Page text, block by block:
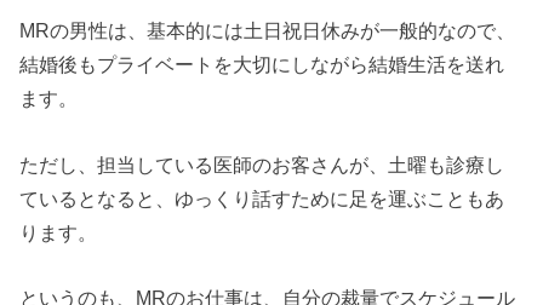
MRの男性は、基本的には土日祝日休みが一般的なので、
結婚後もプライベートを大切にしながら結婚生活を送れ
ます。
ただし、担当している医師のお客さんが、土曜も診療し
ているとなると、ゆっくり話すために足を運ぶこともあ
ります。
というのも、MRのお仕事は、自分の裁量でスケジュール